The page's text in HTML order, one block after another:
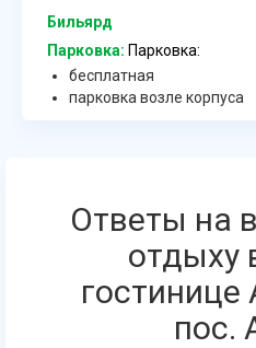
Бильярд
Парковка: Парковка:
бесплатная
парковка возле корпуса
Ответы на
отдыху
пос.